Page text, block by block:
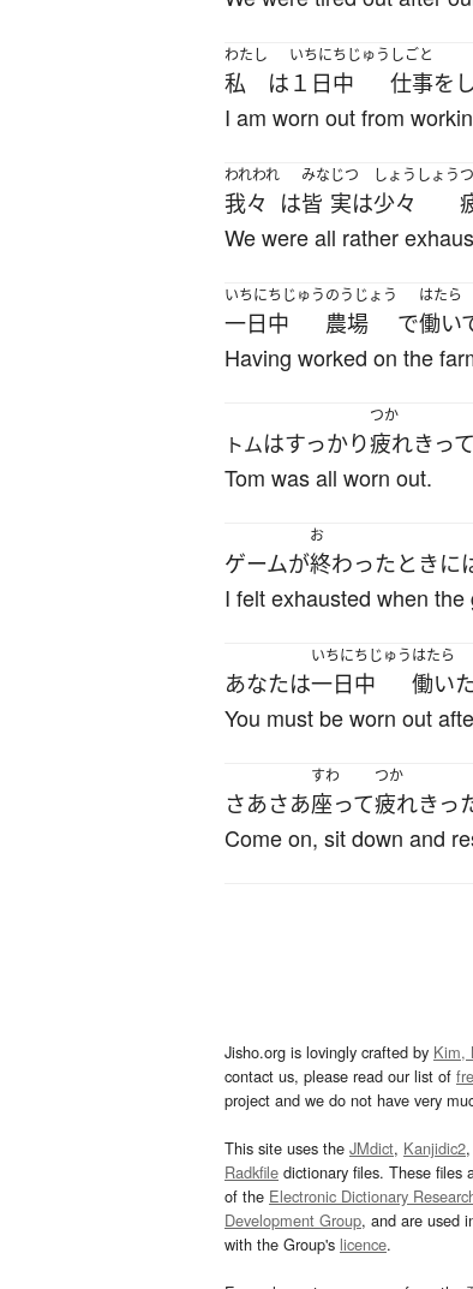
わたし
私 は
いちにちじゅう
１日中
しごと
仕事を
I am worn out from
われわれ
我々 は
みな
皆
じつ
実は
しょうしょう
少々
We were all rather
いちにちじゅう
一日中
のうじょう
農場 で
はたら
働い
Having worked on the
トムはすっかり
つか
疲れきっ
Tom was all worn out.
ゲームが
お
終わったときに
I felt exhausted when the
あなたは
いちにちじゅう
一日中
はたら
働い
You must be worn out
さあさあ
すわ
座って
つか
疲れきっ
Come on, sit down and
Jisho.org is lovingly crafted by Kim,
contact us, please read our list of
project and we do not have very
This site uses the JMdict, Kanjidic2,
Radkfile dictionary files. These files
of the Electronic Dictionary
Development Group, and are used
with the Group's licence.